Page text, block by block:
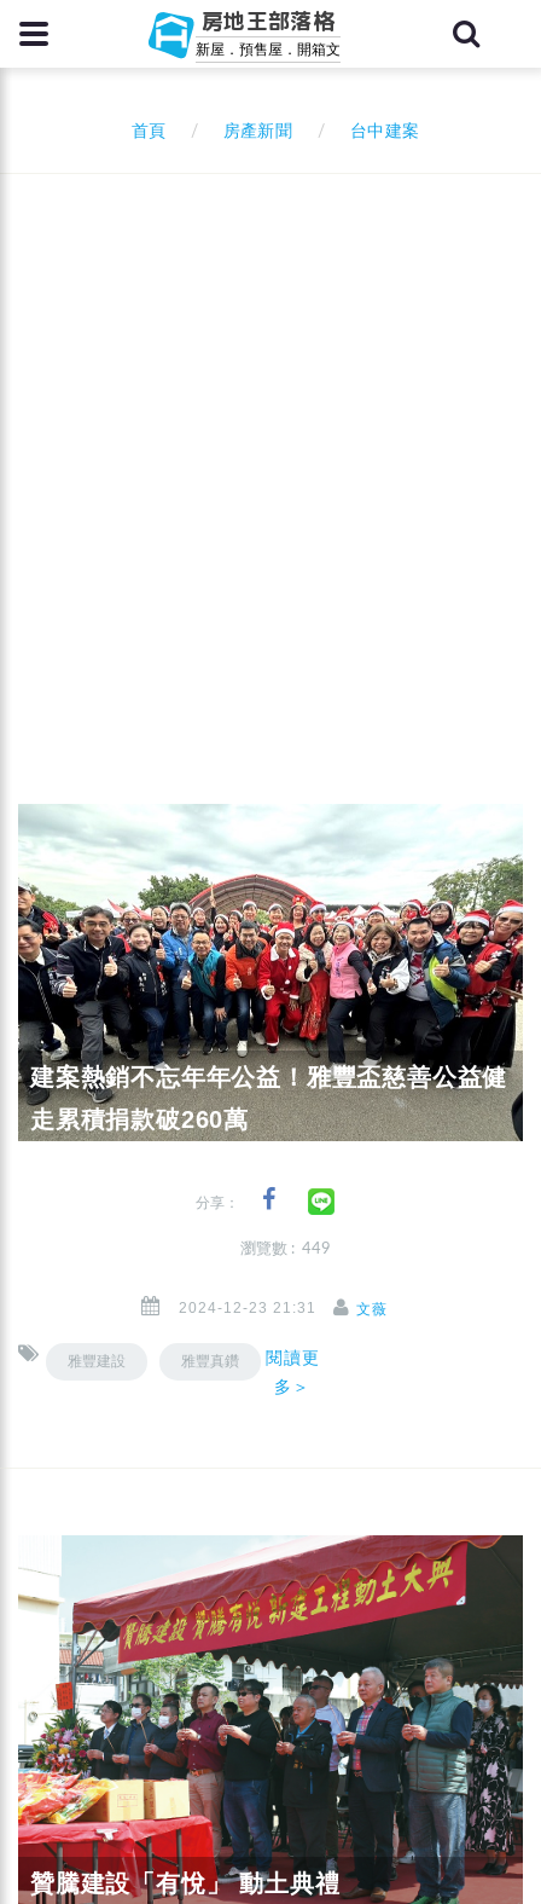
房地王部落格
新屋．預售屋．開箱文
首頁 房產新聞 台中建案
建案熱銷不忘年年公益！雅豐盃慈善公益健
走累積捐款破260萬
分享：
瀏覽數 : 449
2024-12-23 21:31 文薇
雅豐建設 雅豐真鑽
閱讀更
多＞
贊騰建設「有悅」 動土典禮